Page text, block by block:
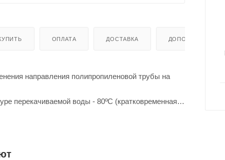
ОПЛАТА ДОСТАВКА ДОПОЛНИТЕЛЬНО
направления полипропиленовой трубы на
перекачиваемой воды - 80ºС (кратковременная -